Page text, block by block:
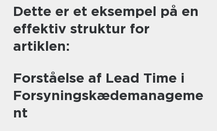
Dette er et eksempel på en
effektiv struktur for
artiklen:
Forståelse af Lead Time i
Forsyningskædemanageme
nt